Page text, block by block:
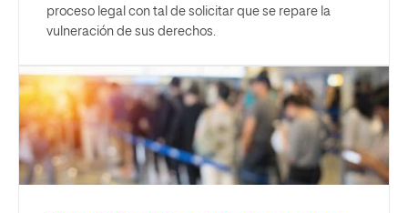
proceso legal con tal de solicitar que se repare la
vulneración de sus derechos.